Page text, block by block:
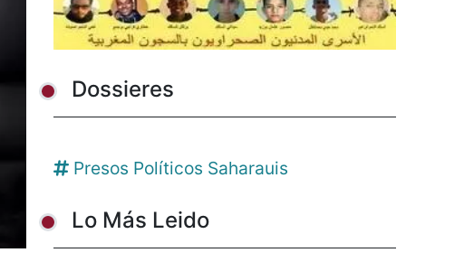
Dossieres
Presos Políticos Saharauis
Lo Más Leido